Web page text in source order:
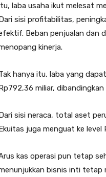
laba usaha ikut melesat
sisi profitabilitas,
Beban penjualan dan
kinerja.
hanya itu, laba yang
miliar,
sisi neraca, total aset
juga menguat ke
kas operasi pun tetap
bisnis inti tetap